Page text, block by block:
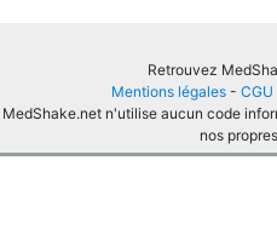
Retrouvez
Mentions légales - CGU
MedShake.net n'utilise aucun code
nos